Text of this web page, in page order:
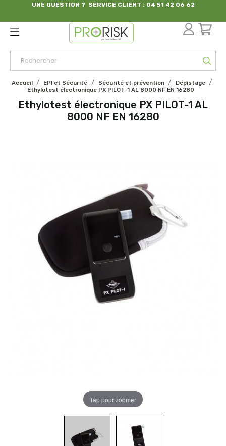
UNE QUESTION ? SERVICE CLIENT : 04 51 42 06 62
par France Sécurité
Accueil EPI et Sécurité Sécurité et prévention
Dépistage
Ethylotest électronique PX PILOT-1 AL 8000 NF EN 16280
Ethylotest électronique PX PILOT-1 AL
8000 NF EN 16280
Tap pour zoomer